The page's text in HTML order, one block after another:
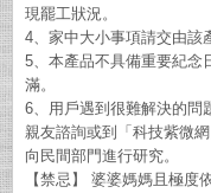
現罷工狀況。
4、家中大小事項請交由該
5、本產品不具備重要紀念
滿。
6、用戶遇到很難解決的問
親友諮詢或到「科技紫微
向民間部門進行研究。
【禁忌】 婆婆媽媽且極